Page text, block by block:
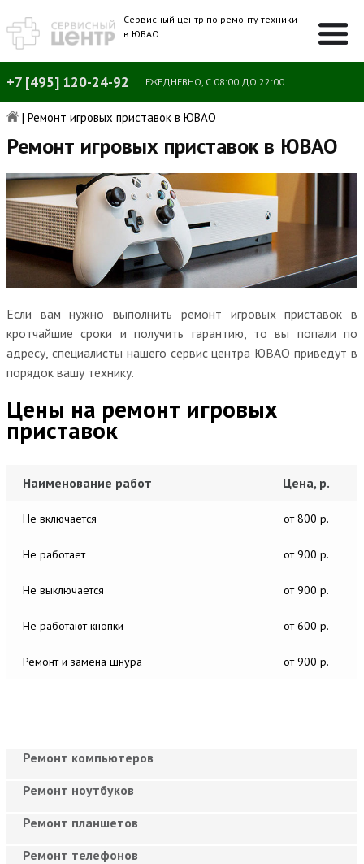
Сервисный центр по ремонту техники
в ЮВАО
+7 [495] 120-24-92 ЕЖЕДНЕВНО, С 08:00 ДО 22:00
| Ремонт игровых приставок в ЮВАО
Ремонт игровых приставок в ЮВАО
Если вам нужно выполнить ремонт игровых приставок в
кротчайшие сроки и получить гарантию, то вы попали по
адресу, специалисты нашего сервис центра ЮВАО приведут в
порядок вашу технику.
Цены на ремонт игровых
приставок
Наименование работ Цена, р.
Не включается от 800 р.
Не работает от 900 р.
Не выключается от 900 р.
Не работают кнопки от 600 р.
Ремонт и замена шнура от 900 р.
Ремонт компьютеров
Ремонт ноутбуков
Ремонт планшетов
Ремонт телефонов